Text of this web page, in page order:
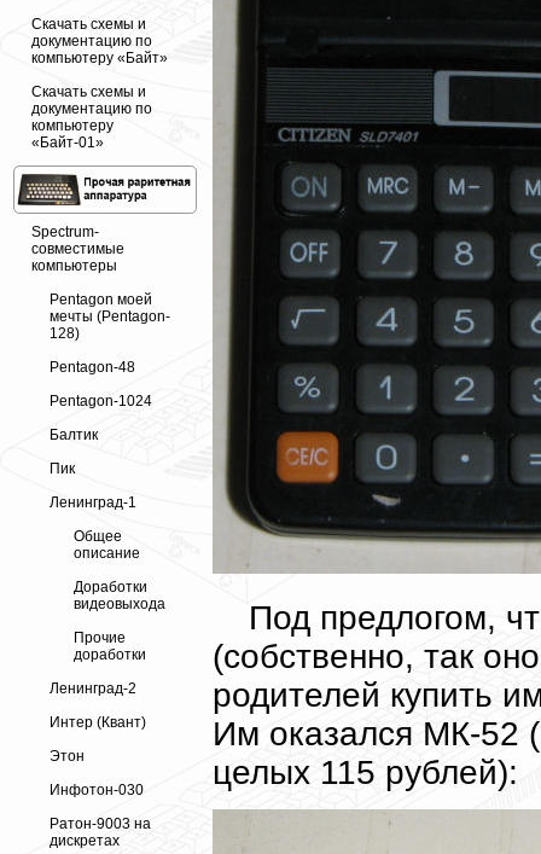
Скачать схемы и
документацию по
компьютеру «Байт»
Скачать схемы и
документацию по
компьютеру
«Байт-01»
Spectrum-
совместимые
компьютеры
Pentagon моей
мечты (Pentagon-
128)
Pentagon-48
Pentagon-1024
Балтик
Пик
Ленинград-1
Общее
описание
Доработки
видеовыхода
Прочие
доработки
Ленинград-2
Интер (Квант)
Этон
Инфотон-030
Ратон-9003 на
дискретах
Под предлогом,
(собственно, так
родителей купить
Им оказался МК-52
целых 115 рублей):